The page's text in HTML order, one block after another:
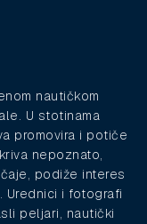
nautičkom
U stotinama
promovira i potiče
nepoznato,
podiže interes
Urednici i fotografi
peljari, nautički